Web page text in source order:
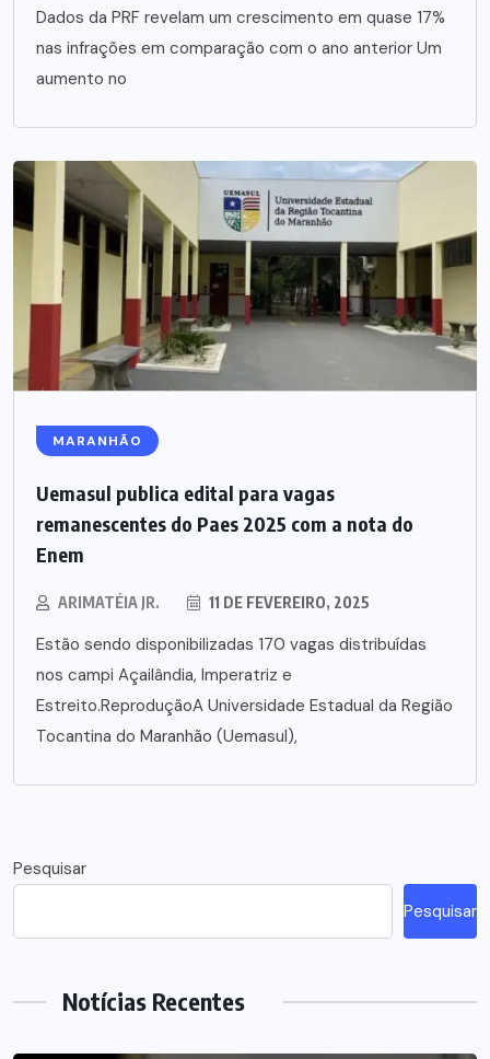
Dados da PRF revelam um crescimento em quase 17%
nas infrações em comparação com o ano anterior Um
aumento no
MARANHÃO
Uemasul publica edital para vagas
remanescentes do Paes 2025 com a nota do
Enem
ARIMATÉIA JR. 11 DE FEVEREIRO, 2025
Estão sendo disponibilizadas 170 vagas distribuídas
nos campi Açailândia, Imperatriz e
Estreito.ReproduçãoA Universidade Estadual da Região
Tocantina do Maranhão (Uemasul),
Pesquisar
Pesquisar
Notícias Recentes